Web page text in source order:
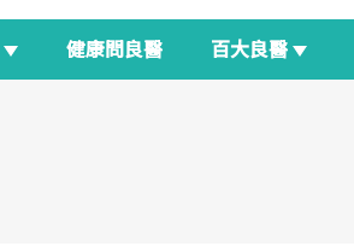
健康問良醫 百大良醫